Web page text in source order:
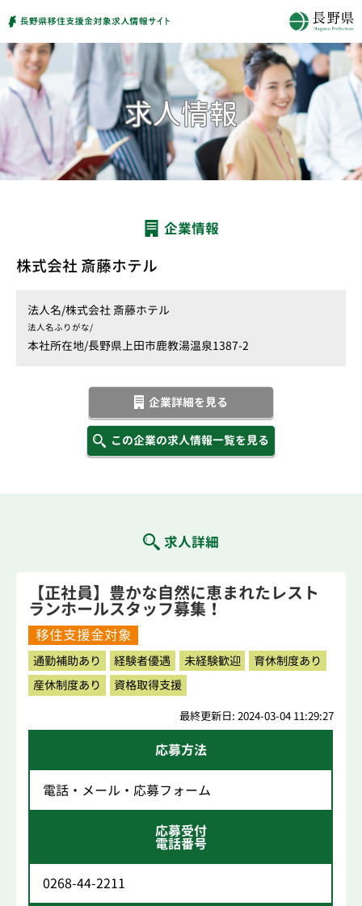
企業情報
株式会社 斎藤ホテル
法人名/株式会社 斎藤ホテル
法人名ふりがな/
本社所在地/長野県上田市鹿教湯温泉1387-2
企業詳細を見る
この企業の求人情報一覧を見る
求人詳細
【正社員】豊かな自然に恵まれたレスト
ランホールスタッフ募集！
移住支援金対象
通勤補助あり 経験者優遇 未経験歓迎
育休制度あり
産休制度あり
資格取得支援
最終更新日: 2024-03-04 11:29:27
応募方法
電話・メール・応募フォーム
応募受付
電話番号
0268-44-2211